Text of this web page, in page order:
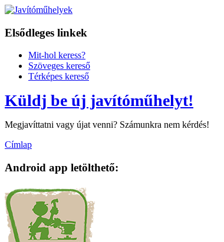
Elsődleges linkek
Mit-hol keress?
Szöveges kereső
Térképes kereső
Küldj be új javítóműhelyt!
Megjavíttatni vagy újat venni? Számunkra nem kérdés!
Címlap
Android app letölthető: